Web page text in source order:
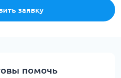
заявку
помочь